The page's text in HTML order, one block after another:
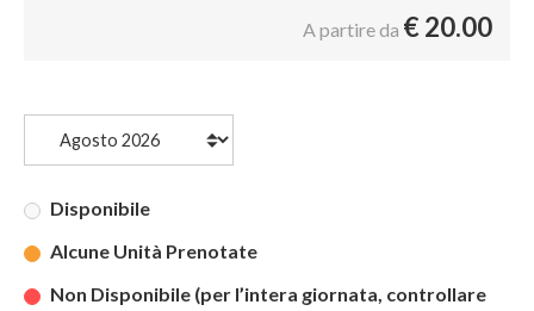
A partire da €20.00
Disponibile
Alcune Unità Prenotate
Non Disponibile (per l’intera giornata, controllare